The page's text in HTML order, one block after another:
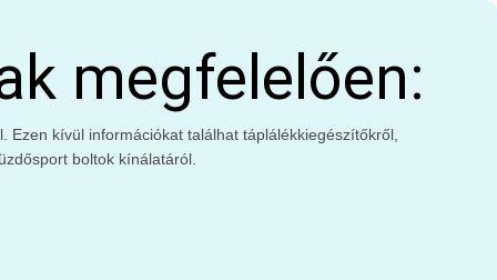
megfelelően:
kívül információkat találhat táplálékkiegészítőkről,
boltok kínálatáról.